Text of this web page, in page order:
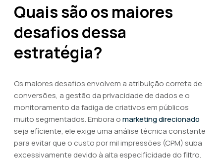
Quais são os maiores
desafios dessa
estratégia?
Os maiores desafios envolvem a atribuição correta de
conversões, a gestão da privacidade de dados e o
monitoramento da fadiga de criativos em públicos
muito segmentados. Embora omarketing direcionado
seja eficiente, ele exige uma análise técnica constante
para evitar que o custo por mil impressões (CPM) suba
excessivamente devido à alta especificidade do filtro.